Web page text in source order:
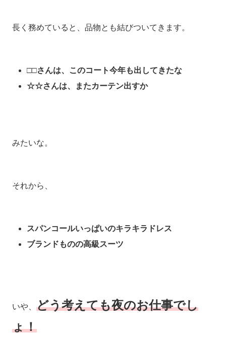
長く務めていると、品物とも結びついてきます。
□□さんは、このコート今年も出してきたな
☆☆さんは、またカーテン出すか
みたいな。
それから、
スパンコールいっぱいのキラキラドレス
ブランドものの高級スーツ
いや、 どう考えても夜のお仕事でし
ょ！